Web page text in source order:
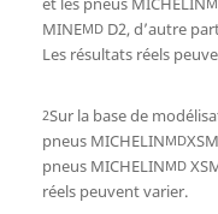
MINEMD D2, d’autre
Les résultats réels
2Sur la base de
pneus MICHELINMDXSM
pneus MICHELINMD
réels peuvent varier.